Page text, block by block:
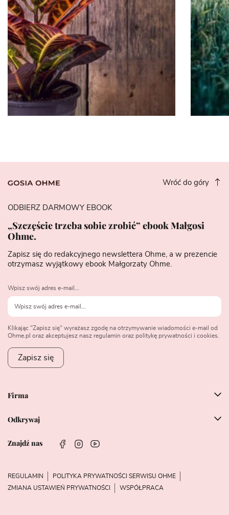
Wróć do góry
Firma
Odkrywaj
Znajdź nas
ODBIERZ DARMOWY EBOOK
„Szczęście trzeba sobie zrobić” ebook Małgosi
Ohme.
Zapisz się do redakcyjnego newslettera Ohme, a w prezencie
otrzymasz wyjątkowy ebook Małgorzaty Ohme.
Wpisz swój adres e-mail...
Klikając "Zapisz się" wyrażasz zgodę na otrzymywanie wiadomości e-mail od
Ohme.pl oraz akceptujesz nasz regulamin oraz politykę prywatności i cookies.
Zapisz się
REGULAMIN
POLITYKA PRYWATNOŚCI SERWISU OHME
ZMIANA USTAWIEŃ PRYWATNOŚCI
WSPÓŁPRACA